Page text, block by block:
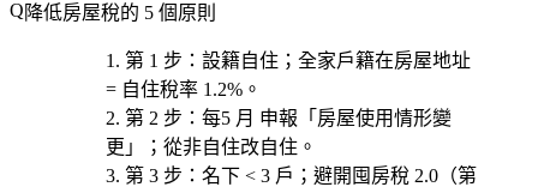
降低房屋稅的 5 個原則
第 1 步 ： 設籍自住 ；全家戶籍在房屋地址
= 自住稅率 1.2%。
第 2 步 ：每5 月 申報「房屋使用情形變
更」；從非自住改自住。
第 3 步 ： 名下 < 3 戶 ；避開囤房稅 2.0（第